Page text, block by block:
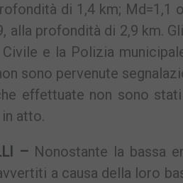
di 1,4 km; Md=1,1
alla profondità di 2,9 km.
e la Polizia
sono pervenute
effettuate non sono
atto.
– Nonostante la bassa
a causa della loro